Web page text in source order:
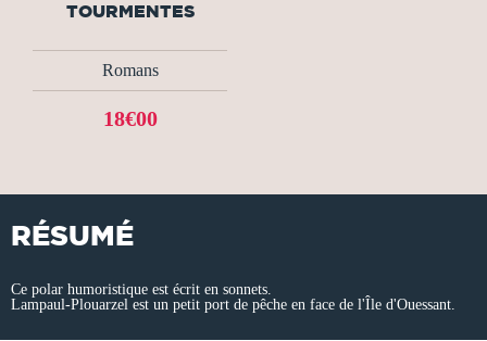
TOURMENTES
Romans
18€00
RÉSUMÉ
Ce polar humoristique est écrit en sonnets.
Lampaul-Plouarzel est un petit port de pêche en face de l'Île d'Ouessant.